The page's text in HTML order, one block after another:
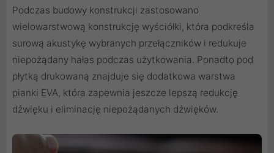
Podczas budowy konstrukcji zastosowano
wielowarstwową konstrukcję wyściółki, która podkreśla
surową akustykę wybranych przełączników i redukuje
niepożądany hałas podczas użytkowania. Ponadto pod
płytką drukowaną znajduje się dodatkowa warstwa
pianki EVA, która zapewnia jeszcze lepszą redukcję
dźwięku i eliminację niepożądanych dźwięków.